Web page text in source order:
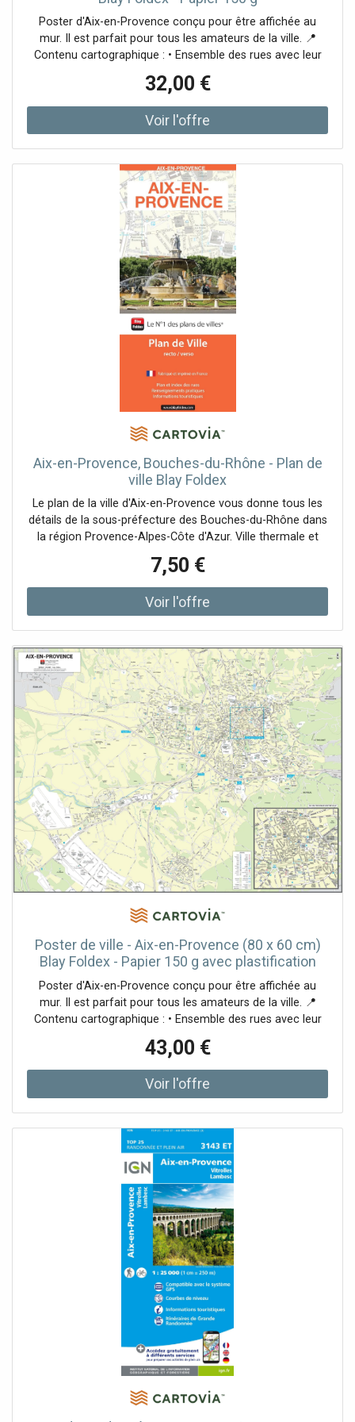
Poster d'Aix-en-Provence conçu pour être affichée au
mur. Il est parfait pour tous les amateurs de la ville. 📍
Contenu cartographique : • Ensemble des rues avec leur
monuments à visiter. 📌 Cette carte murale est disponible
en 3 finitions : • Papier 150 g (support souple, carte livrée
dans un tube) • Papier 150 g avec plastification mate
(support souple, carte livrée dans un tube) • PVC 3 mm
32,00 €
Aix-en-Provence, Bouches-du-Rhône - Plan de
ville Blay Foldex
Le plan de la ville d'Aix-en-Provence vous donne tous les
détails de la sous-préfecture des Bouches-du-Rhône dans
la région Provence-Alpes-Côte d'Azur. Ville thermale et
troisième aire urbaine la plus peuplée de France. Aix-en-
Provence, ville d'Art et d'Histoire Ancienne capitale de la
Provence illustrée au XVe siècle par le « bon Roi René »,
Aix conserve aujourd'hui un caractère très particulier que
ses fontaines et ses nombreux hôtels des XVIIe et XVIIIe
siècles. Station thermale déjà appréciée des Romains,
d'où son nom d'Aix (Aquae Sextiae : Eaux de Sextius),
c'est un très ancien Évêché, le siège d'une Université
célèbre datant de 1409 (Faculté de Lettres et de Droit).
Aujourd'hui Aix, qui compte près de 150 000 habitants, est
une ville universitaire, industrielle, touristique et thermale
active, célèbre par son Festival International de Musique,
de renommée mondiale. C'est la capitale de l'amande
préparée (calisson).
7,50 €
Poster de ville - Aix-en-Provence (80 x 60 cm)
Blay Foldex - Papier 150 g avec plastification
Poster d'Aix-en-Provence conçu pour être affichée au
mur. Il est parfait pour tous les amateurs de la ville. 📍
Contenu cartographique : • Ensemble des rues avec leur
monuments à visiter. 📌 Cette carte murale est disponible
en 3 finitions : • Papier 150 g (support souple, carte livrée
dans un tube) • Papier 150 g avec plastification mate
(support souple, carte livrée dans un tube) • PVC 3 mm
43,00 €